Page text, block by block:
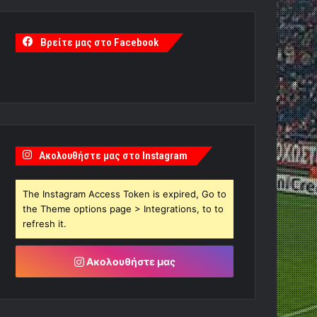
Βρείτε μας στο Facebook
Ακολουθήστε μας στο Instagram
The Instagram Access Token is expired, Go to
the Theme options page > Integrations, to to
refresh it.
Ακολουθήστε μας